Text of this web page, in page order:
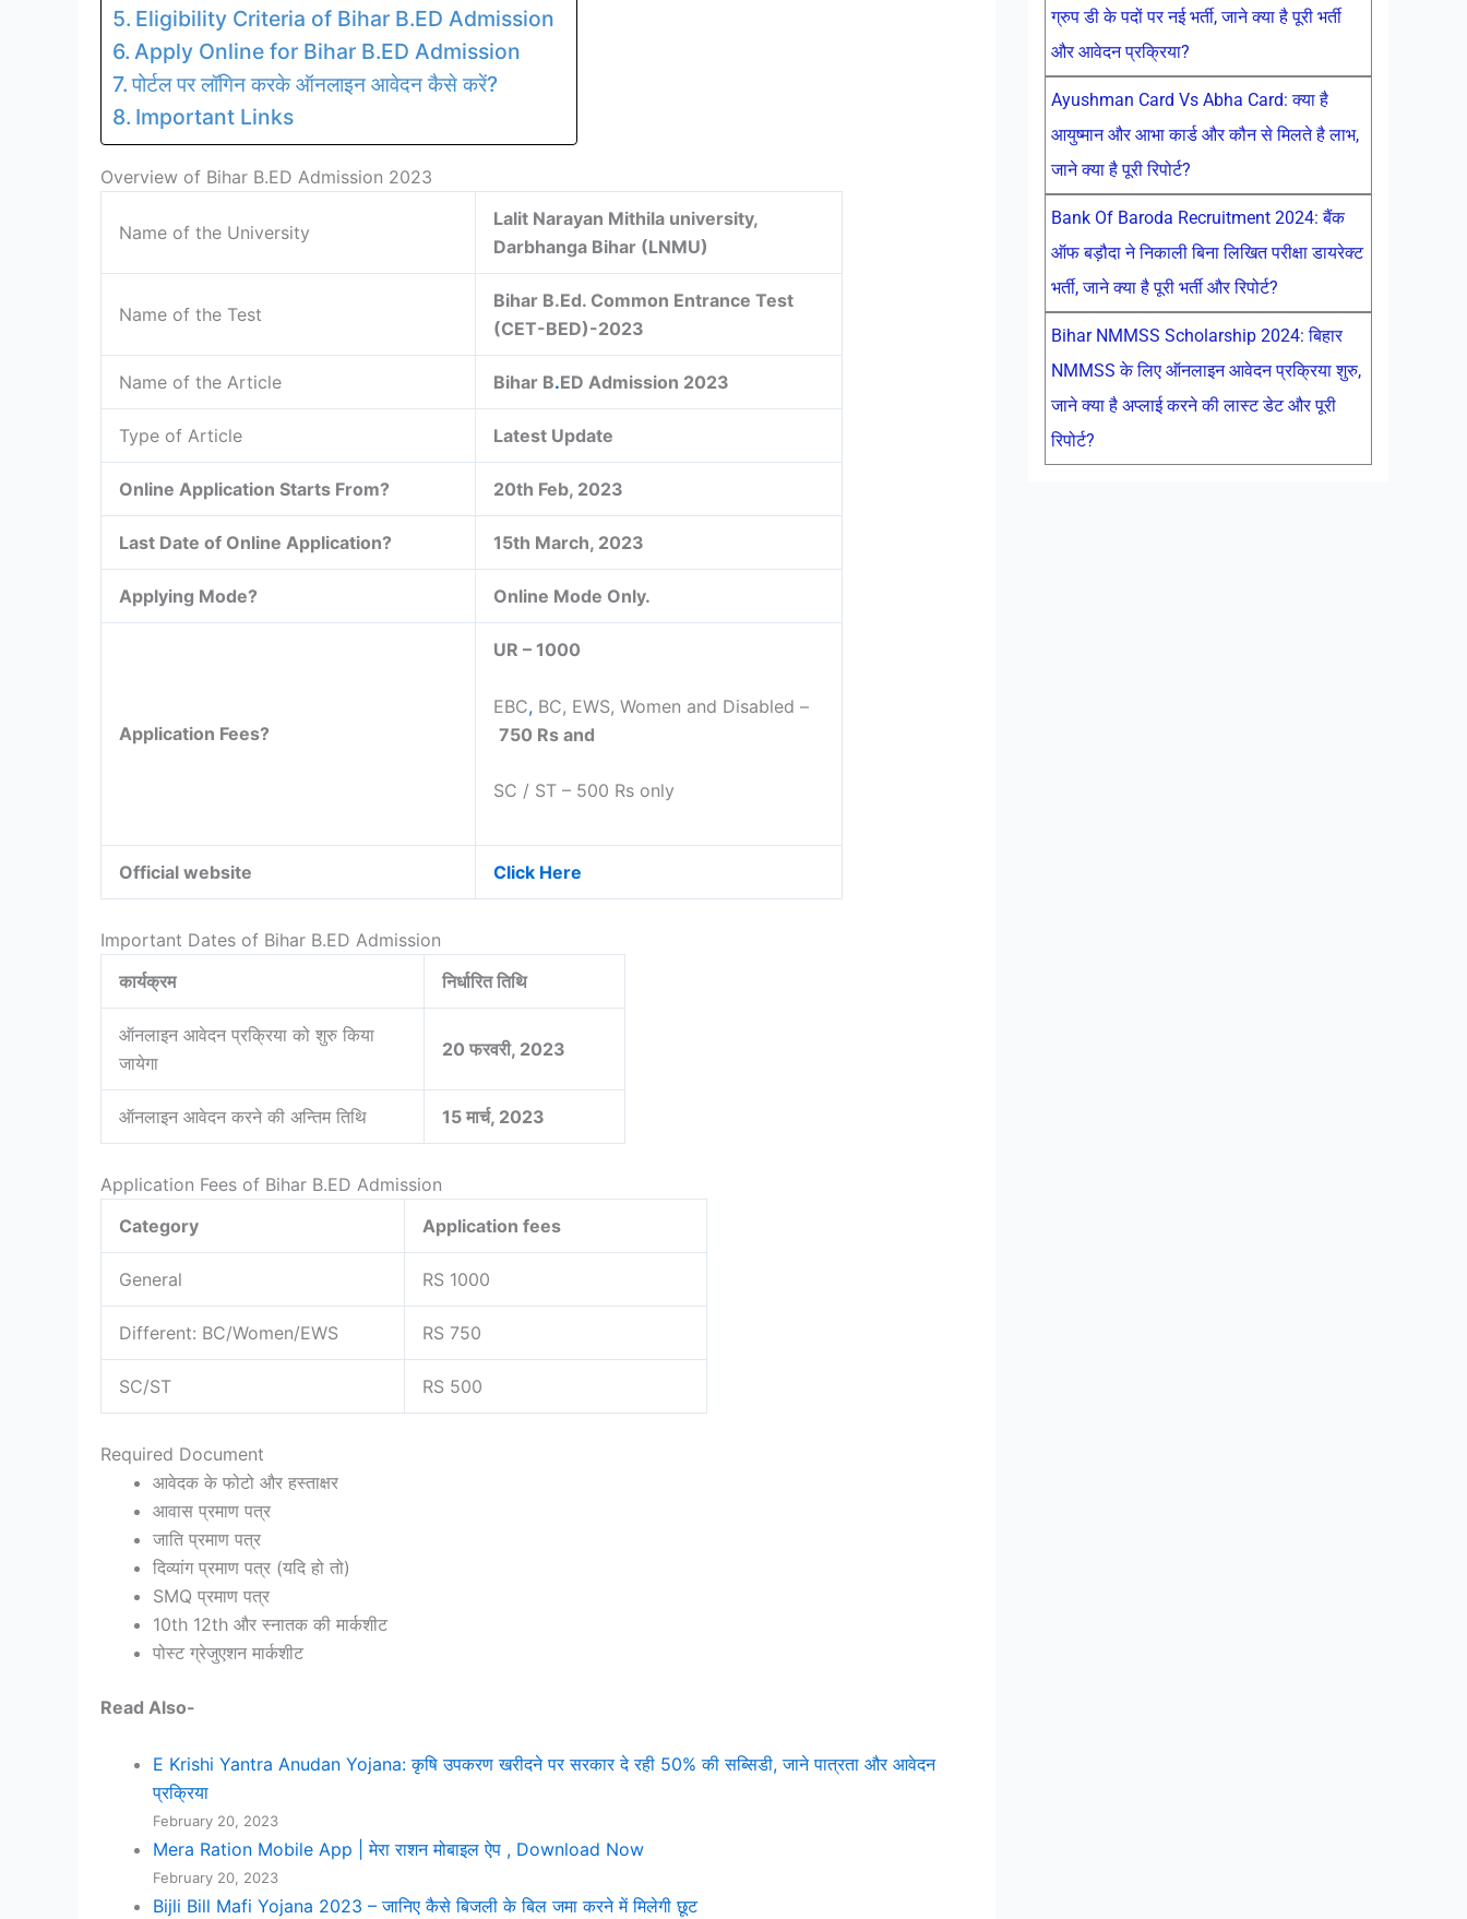
Eligibility Criteria of Bihar B.ED Admission
Apply Online for Bihar B.ED Admission
पोर्टल पर लॉगिन करके ऑनलाइन आवेदन कैसे करें?
Important Links
Overview of Bihar B.ED Admission 2023
Name of the University
Lalit Narayan Mithila university,
Darbhanga Bihar (LNMU)
Name of the Test
Bihar B.Ed. Common Entrance Test
(CET-BED)-2023
Name of the Article Bihar B.ED Admission 2023
Type of Article Latest Update
Online Application Starts From? 20th Feb, 2023
Last Date of Online Application? 15th March, 2023
Applying Mode? Online Mode Only.
Application Fees?
UR – 1000
EBC, BC, EWS, Women and Disabled –
750 Rs and
SC / ST – 500 Rs only
Official website Click Here
Important Dates of Bihar B.ED Admission
कार्यक्रम
निर्धारित तिथि
ऑनलाइन आवेदन प्रक्रिया को शुरु किया
जायेगा
20 फरवरी, 2023
ऑनलाइन आवेदन करने की अन्तिम तिथि 15 मार्च, 2023
Application Fees of Bihar B.ED Admission
Category
Application fees
General RS 1000
Different: BC/Women/EWS RS 750
SC/ST RS 500
Required Document
आवेदक के फोटो और हस्ताक्षर
आवास प्रमाण पत्र
जाति प्रमाण पत्र
दिव्यांग प्रमाण पत्र (यदि हो तो)
SMQ प्रमाण पत्र
10th 12th और स्नातक की मार्कशीट
पोस्ट ग्रेजुएशन मार्कशीट
Read Also-
E Krishi Yantra Anudan Yojana: कृषि उपकरण खरीदने पर सरकार दे रही 50% की सब्सिडी, जाने पात्रता और आवेदन
प्रक्रिया
February 20, 2023
Mera Ration Mobile App | मेरा राशन मोबाइल ऐप , Download Now
February 20, 2023
Bijli Bill Mafi Yojana 2023 – जानिए कैसे बिजली के बिल जमा करने में मिलेगी छूट
ग्रुप डी के पदों पर नई भर्ती, जाने क्या है पूरी भर्ती
और आवेदन प्रक्रिया?
Ayushman Card Vs Abha Card: क्या है
आयुष्मान और आभा कार्ड और कौन से मिलते है लाभ,
जाने क्या है पूरी रिपोर्ट?
Bank Of Baroda Recruitment 2024: बैंक
ऑफ बड़ौदा ने निकाली बिना लिखित परीक्षा डायरेक्ट
भर्ती, जाने क्या है पूरी भर्ती और रिपोर्ट?
Bihar NMMSS Scholarship 2024: बिहार
NMMSS के लिए ऑनलाइन आवेदन प्रक्रिया शुरु,
जाने क्या है अप्लाई करने की लास्ट डेट और पूरी
रिपोर्ट?